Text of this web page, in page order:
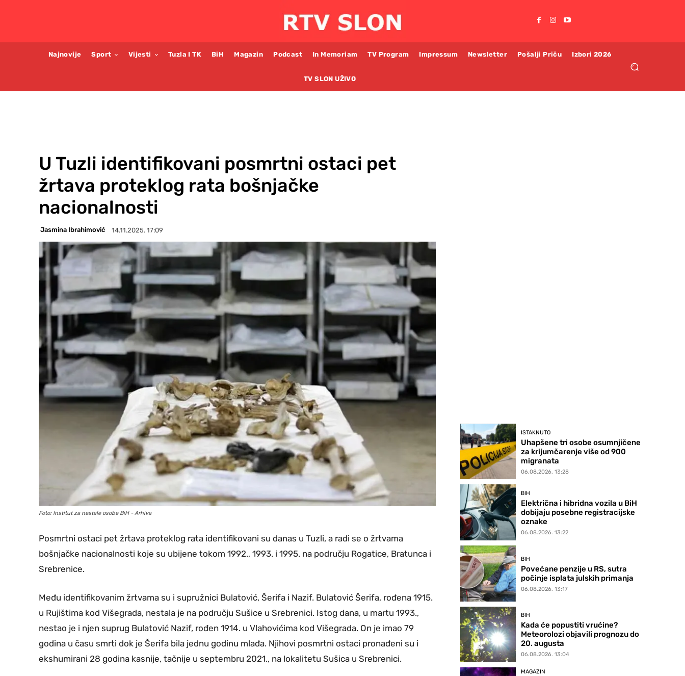
Najnovije Sport Vijesti Tuzla I TK BiH Magazin Podcast In Memoriam TV Program Impressum Newsletter Pošalji Priču Izbori 2026
TV SLON UŽIVO
U Tuzli identifikovani posmrtni ostaci pet
žrtava proteklog rata bošnjačke
nacionalnosti
Jasmina Ibrahimović 14.11.2025. 17:09
Foto: Institut za nestale osobe BiH - Arhiva
Posmrtni ostaci pet žrtava proteklog rata identifikovani su danas u Tuzli, a radi se o žrtvama
bošnjačke nacionalnosti koje su ubijene tokom 1992., 1993. i 1995. na području Rogatice, Bratunca i
Srebrenice.
Među identifikovanim žrtvama su i supružnici Bulatović, Šerifa i Nazif. Bulatović Šerifa, rođena 1915.
u Rujištima kod Višegrada, nestala je na području Sušice u Srebrenici. Istog dana, u martu 1993.,
nestao je i njen suprug Bulatović Nazif, rođen 1914. u Vlahovićima kod Višegrada. On je imao 79
godina u času smrti dok je Šerifa bila jednu godinu mlađa. Njihovi posmrtni ostaci pronađeni su i
ekshumirani 28 godina kasnije, tačnije u septembru 2021., na lokalitetu Sušica u Srebrenici.
ISTAKNUTO
Uhapšene tri osobe osumnjičene
za krijumčarenje više od 900
migranata
06.08.2026. 13:28
BIH
Električna i hibridna vozila u BiH
dobijaju posebne registracijske
oznake
06.08.2026. 13:22
BIH
Povećane penzije u RS, sutra
počinje isplata julskih primanja
06.08.2026. 13:17
BIH
Kada će popustiti vrućine?
Meteorolozi objavili prognozu do
20. augusta
06.08.2026. 13:04
MAGAZIN